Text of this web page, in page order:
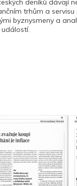
deníků dávají
trhům a
byznysmeny a